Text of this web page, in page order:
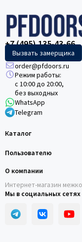
+7 (495) 135-43-66
Вызвать замерщика
order@pfdoors.ru
Режим работы:
с 10:00 до 20:00,
без выходных
WhatsApp
Telegram
Каталог
Пользователю
О компании
Интернет-магазин
Мы в социальных сетях